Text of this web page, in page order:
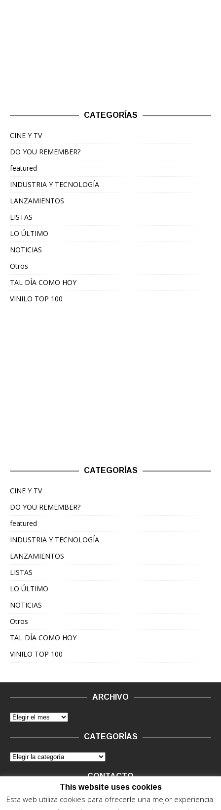
CATEGORÍAS
CINE Y TV
DO YOU REMEMBER?
featured
INDUSTRIA Y TECNOLOGÍA
LANZAMIENTOS
LISTAS
LO ÚLTIMO
NOTICIAS
Otros
TAL DÍA COMO HOY
VINILO TOP 100
CATEGORÍAS
CINE Y TV
DO YOU REMEMBER?
featured
INDUSTRIA Y TECNOLOGÍA
LANZAMIENTOS
LISTAS
LO ÚLTIMO
NOTICIAS
Otros
TAL DÍA COMO HOY
VINILO TOP 100
ARCHIVO
CATEGORÍAS
CONTACTO
Vinilo Negro.Consultas de anunciantes y Legal, en vinilo at
This website uses cookies
Esta web utiliza cookies para ofrecerle una mejor experiencia.